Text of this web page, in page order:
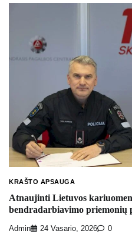
KRAŠTO APSAUGA
Atnaujinti Lietuvos
bendradarbiavimo priemonių
Admin 24 Vasario, 2026 0